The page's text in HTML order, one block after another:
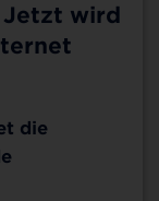
Jetzt wird
die